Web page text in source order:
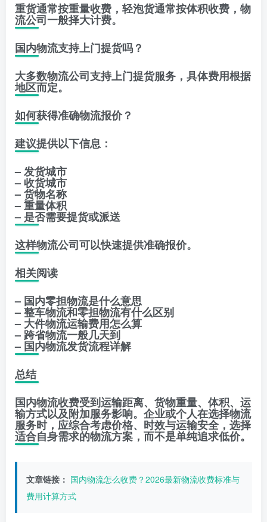
重货通常按重量收费，轻泡货通常按体积收费，物
流公司一般择大计费。
国内物流支持上门提货吗？
大多数物流公司支持上门提货服务，具体费用根据
地区而定。
如何获得准确物流报价？
建议提供以下信息：
– 发货城市
– 收货城市
– 货物名称
– 重量体积
– 是否需要提货或派送
这样物流公司可以快速提供准确报价。
相关阅读
– 国内零担物流是什么意思
– 整车物流和零担物流有什么区别
– 大件物流运输费用怎么算
– 跨省物流一般几天到
– 国内物流发货流程详解
总结
国内物流收费受到运输距离、货物重量、体积、运
输方式以及附加服务影响。企业或个人在选择物流
服务时，应综合考虑价格、时效与运输安全，选择
适合自身需求的物流方案，而不是单纯追求低价。
文章链接： 国内物流怎么收费？2026最新物流收费标准与
费用计算方式